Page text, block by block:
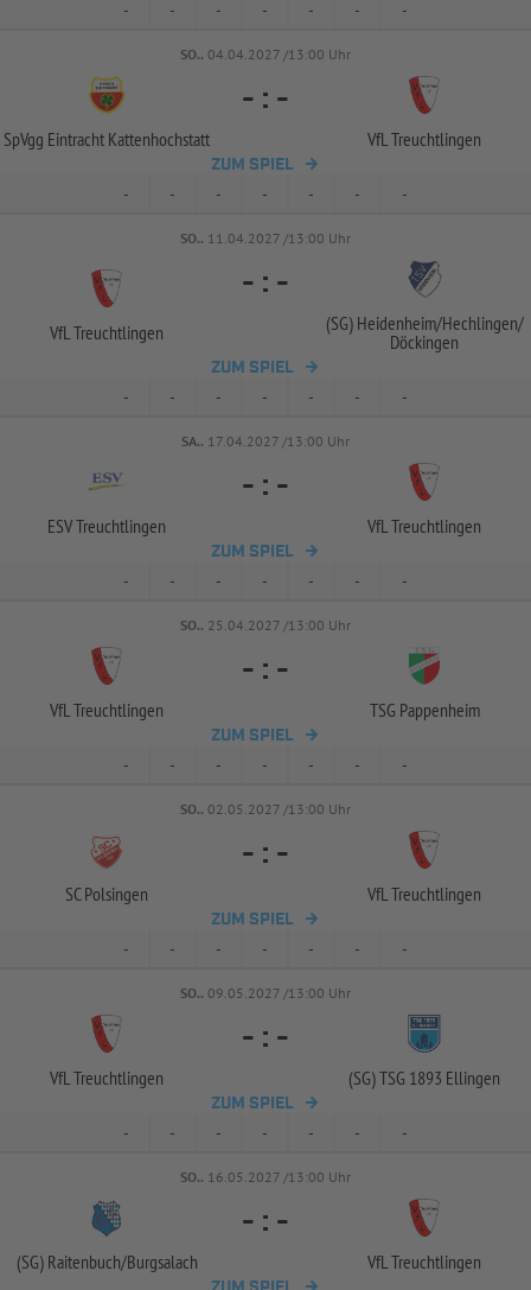
- - - - - - -
SO.. 04.04.2027 /13:00 Uhr
SpVgg Eintracht Kattenhochstatt
- : -
VfL Treuchtlingen
ZUM SPIEL
- - - - - - -
SO.. 11.04.2027 /13:00 Uhr
VfL Treuchtlingen
- : -
(SG) Heidenheim/Hechlingen/
Döckingen
ZUM SPIEL
- - - - - - -
SA.. 17.04.2027 /13:00 Uhr
ESV Treuchtlingen
- : -
VfL Treuchtlingen
ZUM SPIEL
- - - - - - -
SO.. 25.04.2027 /13:00 Uhr
VfL Treuchtlingen
- : -
TSG Pappenheim
ZUM SPIEL
- - - - - - -
SO.. 02.05.2027 /13:00 Uhr
SC Polsingen
- : -
VfL Treuchtlingen
ZUM SPIEL
- - - - - - -
SO.. 09.05.2027 /13:00 Uhr
VfL Treuchtlingen
- : -
(SG) TSG 1893 Ellingen
ZUM SPIEL
- - - - - - -
SO.. 16.05.2027 /13:00 Uhr
(SG) Raitenbuch/Burgsalach
- : -
VfL Treuchtlingen